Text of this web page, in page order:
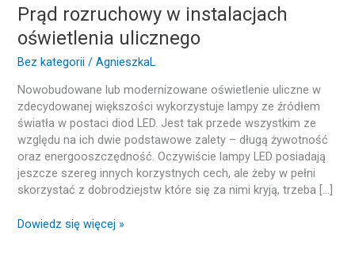
Prąd rozruchowy w instalacjach
oświetlenia ulicznego
Bez kategorii /AgnieszkaL
Nowobudowane lub modernizowane oświetlenie uliczne w
zdecydowanej większości wykorzystuje lampy ze źródłem
światła w postaci diod LED. Jest tak przede wszystkim ze
względu na ich dwie podstawowe zalety – długą żywotność
oraz energooszczędność. Oczywiście lampy LED posiadają
jeszcze szereg innych korzystnych cech, ale żeby w pełni
skorzystać z dobrodziejstw które się za nimi kryją, trzeba […]
w
instalacjach
oświetlenia
ulicznego
Dowiedz się więcej »